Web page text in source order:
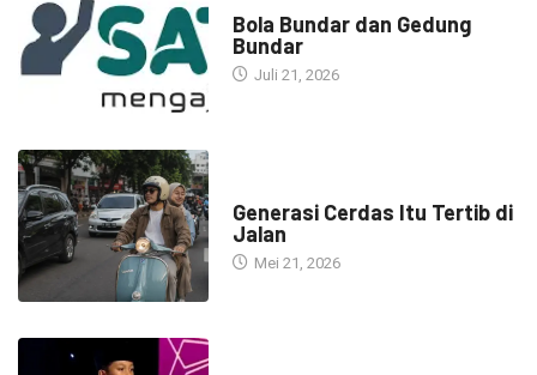
Bola Bundar dan Gedung
Bundar
Juli 21, 2026
Generasi Cerdas Itu Tertib di
Jalan
Mei 21, 2026